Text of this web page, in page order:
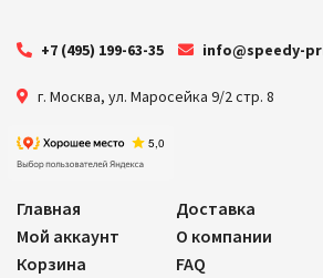
+7 (495) 199-63-35 info@speedy-
г. Москва, ул. Маросейка 9/2 стр. 8
Главная
Мой аккаунт
Корзина
Доставка
О компании
FAQ